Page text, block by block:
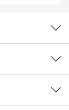
モ
ショ